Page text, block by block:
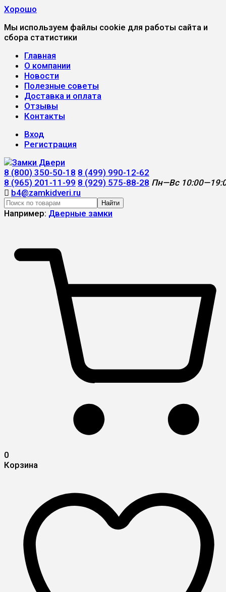
Хорошо
Мы используем файлы cookie для работы сайта и
сбора статистики
Главная
О компании
Новости
Полезные советы
Доставка и оплата
Отзывы
Контакты
Вход
Регистрация
8 (800) 350-50-18 8 (499) 990-12-62
8 (965) 201-11-99 8 (929) 575-88-28 Пн—Вс
b4@zamkidveri.ru
Найти
Например: Дверные замки
0
Корзина